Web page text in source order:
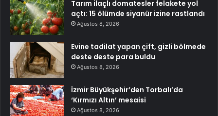
Tarım ilaçlı domatesler felakete yol
açtı: 15 ölümde siyanür izine rastlandı
Ağustos 8, 2026
Evine tadilat yapan çift, gizli bölmede
deste deste para buldu
Ağustos 8, 2026
İzmir Büyükşehir’den Torbalı’da
‘Kırmızı Altın’ mesaisi
Ağustos 8, 2026